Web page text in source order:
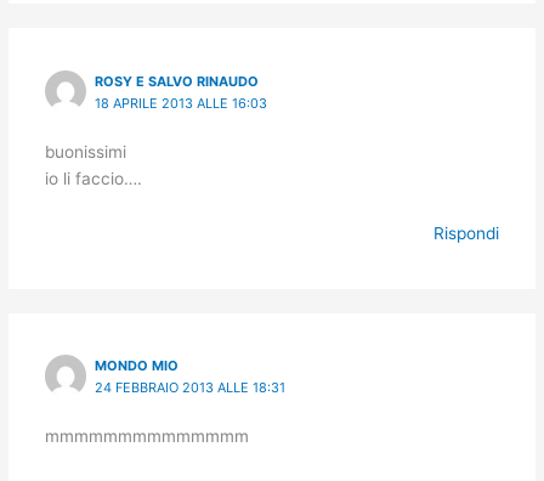
ROSY E SALVO RINAUDO
18 APRILE 2013 ALLE 16:03
buonissimi
io li faccio….
Rispondi
MONDO MIO
24 FEBBRAIO 2013 ALLE 18:31
mmmmmmmmmmmmmm